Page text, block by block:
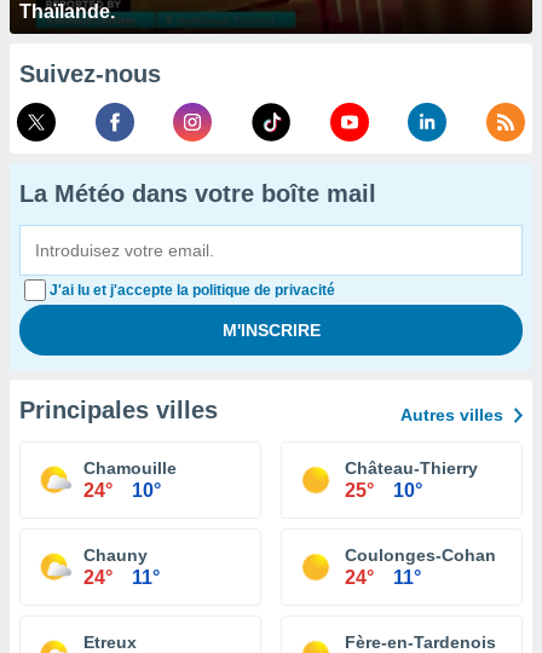
Thaïlande.
Suivez-nous
La Météo dans votre boîte mail
J'ai lu et j'accepte la politique de privacité
Principales villes Autres villes
Chamouille
24° 10°
Château-Thierry
25° 10°
Chauny
24° 11°
Coulonges-Cohan
24° 11°
Etreux Fère-en-Tardenois